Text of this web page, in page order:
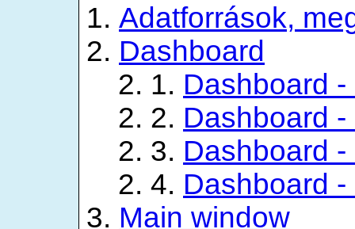
Adatforrások,
Dashboard
1. Dashboard
2. Dashboard
3. Dashboard
4. Dashboard
Main window